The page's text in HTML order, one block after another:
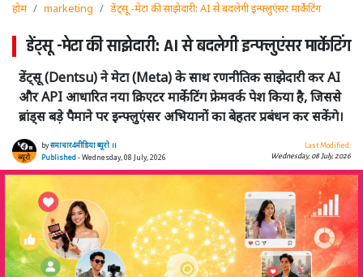
होम marketing डेंट्सू -मेटा की साझेदारी: AI से बदलेगी इन्फ्लुएंसर मार्केटिंग
डेंट्सू -मेटा की साझेदारी: AI से बदलेगी इन्फ्लुएंसर मार्केटिंग
डेंट्सू (Dentsu) ने मेटा (Meta) के साथ रणनीतिक साझेदारी कर AI
और API आधारित नया क्रिएटर मार्केटिंग फ्रेमवर्क पेश किया है, जिससे
ब्रांड्स बड़े पैमाने पर इन्फ्लुएंसर अभियानों का बेहतर प्रबंधन कर सकेंगे।
byसमाचार4मीडिया ब्यूरो ।।
Published- Wednesday, 08 July, 2026
Last Modified:
Wednesday, 08 July, 2026